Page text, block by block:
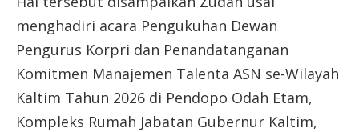
menghadiri acara Pengukuhan Dewan
Pengurus Korpri dan Penandatanganan
Komitmen Manajemen Talenta ASN se-Wilayah
Kaltim Tahun 2026 di Pendopo Odah Etam,
Kompleks Rumah Jabatan Gubernur Kaltim,